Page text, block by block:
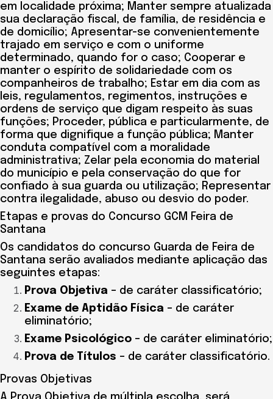
em localidade próxima; Manter sempre atualizada
sua declaração fiscal, de família, de residência e
de domicílio; Apresentar-se convenientemente
trajado em serviço e com o uniforme
determinado, quando for o caso; Cooperar e
manter o espírito de solidariedade com os
companheiros de trabalho; Estar em dia com as
leis, regulamentos, regimentos, instruções e
ordens de serviço que digam respeito às suas
funções; Proceder, pública e particularmente, de
forma que dignifique a função pública; Manter
conduta compatível com a moralidade
administrativa; Zelar pela economia do material
do município e pela conservação do que for
confiado à sua guarda ou utilização; Representar
contra ilegalidade, abuso ou desvio do poder.
Etapas e provas do Concurso GCM Feira de
Santana
Os candidatos do concurso Guarda de Feira de
Santana serão avaliados mediante aplicação das
seguintes etapas:
Prova Objetiva – de caráter classificatório;
Exame de Aptidão Física – de caráter
eliminatório;
Exame Psicológico – de caráter eliminatório;
Prova de Títulos – de caráter classificatório.
Provas Objetivas